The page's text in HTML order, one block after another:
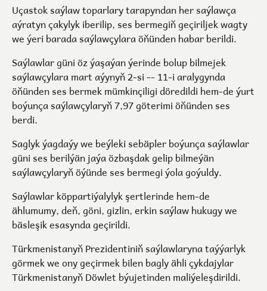
Uçastok saýlaw toparlary tarapyndan her saýlawça
aýratyn çakylyk iberilip, ses bermegiň geçiriljek wagty
we ýeri barada saýlawçylara öňünden habar berildi.
Saýlawlar güni öz ýaşaýan ýerinde bolup bilmejek
saýlawçylara mart aýynyň 2-si -- 11-i aralygynda
öňünden ses bermek mümkinçiligi döredildi hem-de ýurt
boýunça saýlawçylaryň 7,97 göterimi öňünden ses
berdi.
Saglyk ýagdaýy we beýleki sebäpler boýunça saýlawlar
güni ses berilýän jaýa özbaşdak gelip bilmeýän
saýlawçylaryň öýünde ses bermegi ýola goýuldy.
Saýlawlar köppartiýalylyk şertlerinde hem-de
ählumumy, deň, göni, gizlin, erkin saýlaw hukugy we
bäsleşik esasynda geçirildi.
Türkmenistanyň Prezidentiniň saýlawlaryna taýýarlyk
görmek we ony geçirmek bilen bagly ähli çykdajylar
Türkmenistanyň Döwlet býujetinden maliýeleşdirildi.